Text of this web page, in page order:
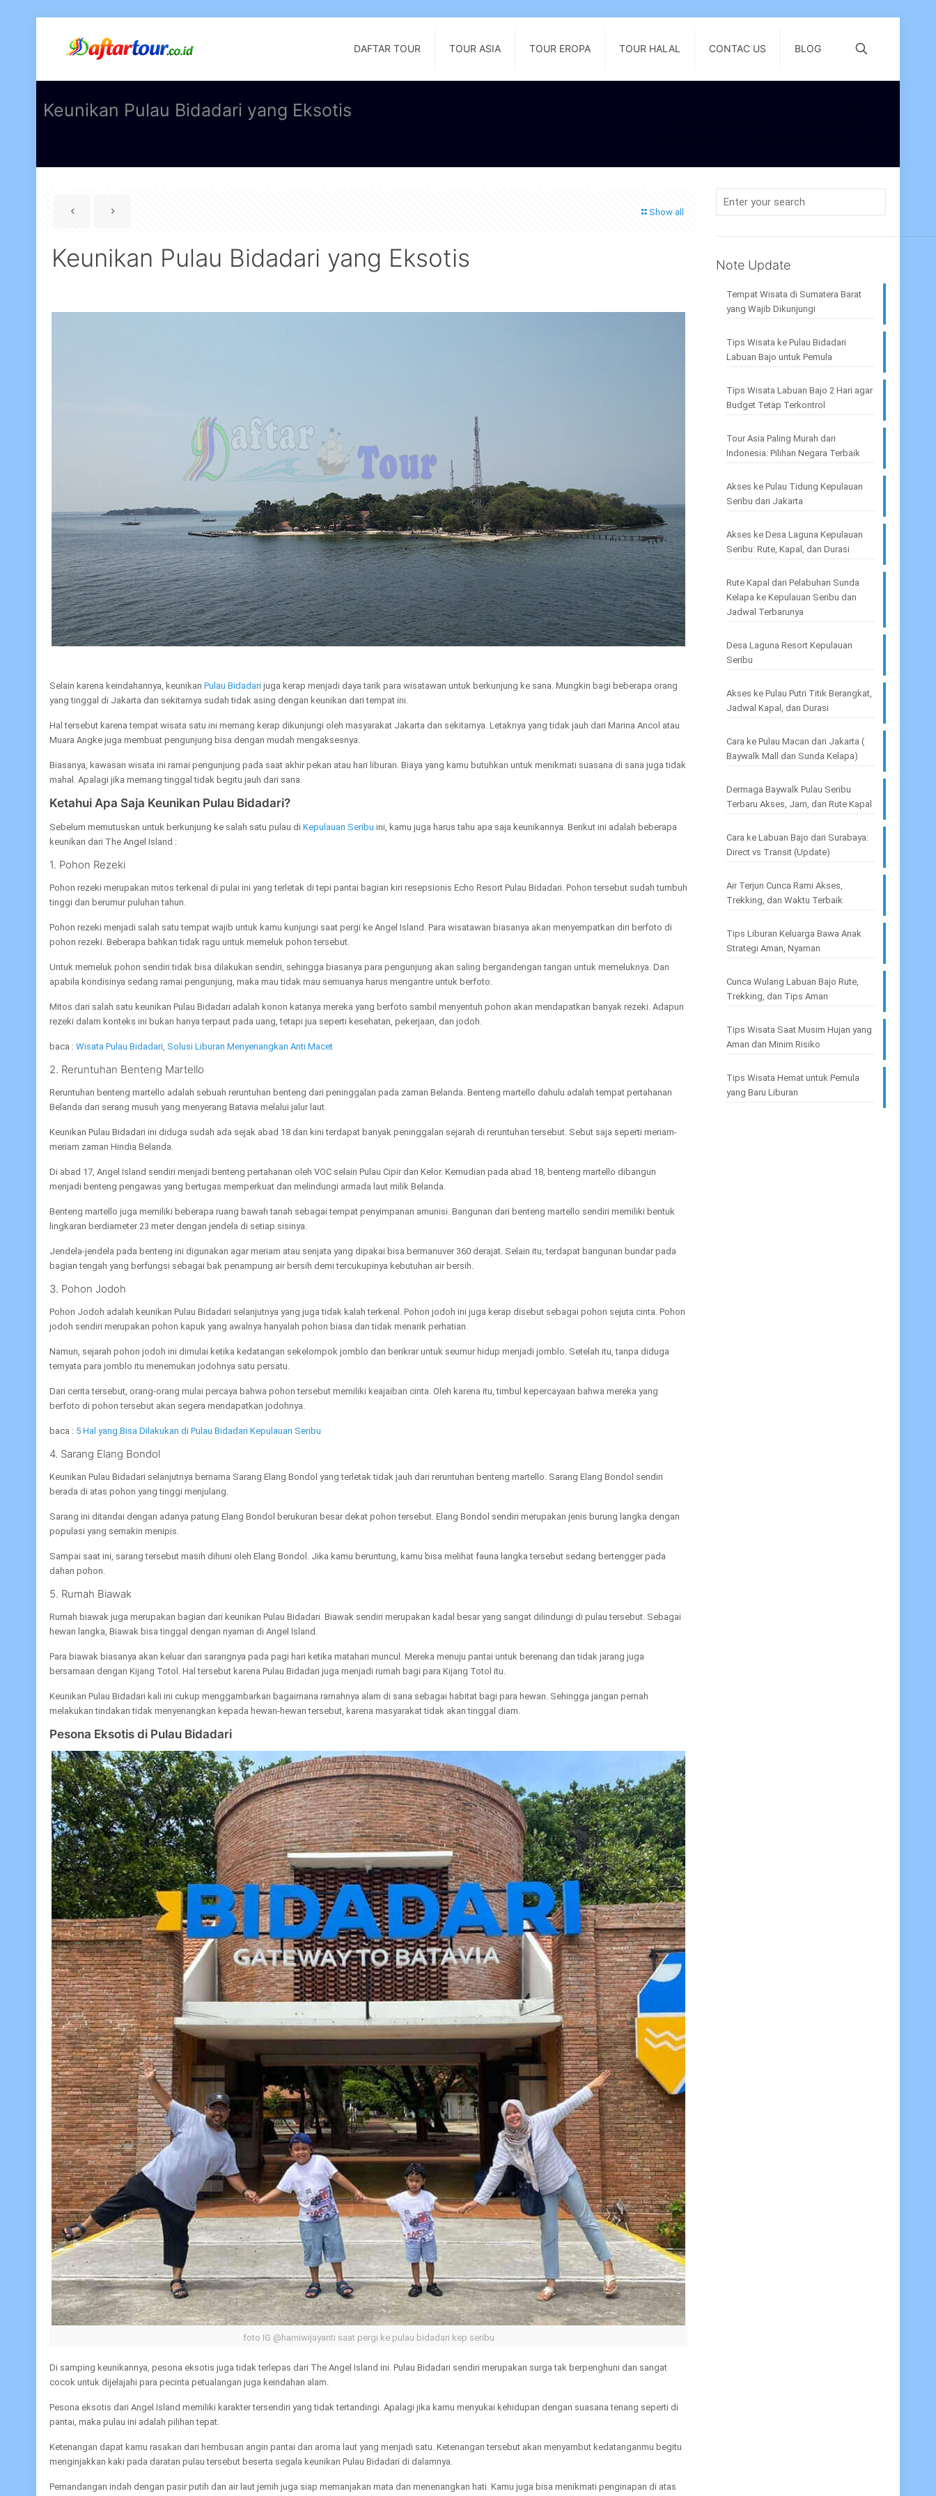
DAFTAR TOUR TOUR ASIA TOUR EROPA TOUR HALAL CONTAC US BLOG
Keunikan Pulau Bidadari yang Eksotis
Show all
Keunikan Pulau Bidadari yang Eksotis
Selain karena keindahannya, keunikanPulau Bidadari juga kerap menjadi daya tarik para wisatawan untuk berkunjung ke sana. Mungkin bagi beberapa orang
yang tinggal di Jakarta dan sekitarnya sudah tidak asing dengan keunikan dari tempat ini.
Hal tersebut karena tempat wisata satu ini memang kerap dikunjungi oleh masyarakat Jakarta dan sekitarnya. Letaknya yang tidak jauh dari Marina Ancol atau
Muara Angke juga membuat pengunjung bisa dengan mudah mengaksesnya.
Biasanya, kawasan wisata ini ramai pengunjung pada saat akhir pekan atau hari liburan. Biaya yang kamu butuhkan untuk menikmati suasana di sana juga tidak
mahal. Apalagi jika memang tinggal tidak begitu jauh dari sana.
Ketahui Apa Saja Keunikan Pulau Bidadari?
Sebelum memutuskan untuk berkunjung ke salah satu pulau diKepulauan Seribu ini, kamu juga harus tahu apa saja keunikannya. Berikut ini adalah beberapa
keunikan dari The Angel Island :
1. Pohon Rezeki
Pohon rezeki merupakan mitos terkenal di pulai ini yang terletak di tepi pantai bagian kiri resepsionis Echo Resort Pulau Bidadari. Pohon tersebut sudah tumbuh
tinggi dan berumur puluhan tahun.
Pohon rezeki menjadi salah satu tempat wajib untuk kamu kunjungi saat pergi ke Angel Island. Para wisatawan biasanya akan menyempatkan diri berfoto di
pohon rezeki. Beberapa bahkan tidak ragu untuk memeluk pohon tersebut.
Untuk memeluk pohon sendiri tidak bisa dilakukan sendiri, sehingga biasanya para pengunjung akan saling bergandengan tangan untuk memeluknya. Dan
apabila kondisinya sedang ramai pengunjung, maka mau tidak mau semuanya harus mengantre untuk berfoto.
Mitos dari salah satu keunikan Pulau Bidadari adalah konon katanya mereka yang berfoto sambil menyentuh pohon akan mendapatkan banyak rezeki. Adapun
rezeki dalam konteks ini bukan hanya terpaut pada uang, tetapi jua seperti kesehatan, pekerjaan, dan jodoh.
baca :Wisata Pulau Bidadari, Solusi Liburan Menyenangkan Anti Macet
2. Reruntuhan Benteng Martello
Reruntuhan benteng martello adalah sebuah reruntuhan benteng dari peninggalan pada zaman Belanda. Benteng martello dahulu adalah tempat pertahanan
Belanda dari serang musuh yang menyerang Batavia melalui jalur laut.
Keunikan Pulau Bidadari ini diduga sudah ada sejak abad 18 dan kini terdapat banyak peninggalan sejarah di reruntuhan tersebut. Sebut saja seperti meriam-
meriam zaman Hindia Belanda.
Di abad 17, Angel Island sendiri menjadi benteng pertahanan oleh VOC selain Pulau Cipir dan Kelor. Kemudian pada abad 18, benteng martello dibangun
menjadi benteng pengawas yang bertugas memperkuat dan melindungi armada laut milik Belanda.
Benteng martello juga memiliki beberapa ruang bawah tanah sebagai tempat penyimpanan amunisi. Bangunan dari benteng martello sendiri memiliki bentuk
lingkaran berdiameter 23 meter dengan jendela di setiap sisinya.
Jendela-jendela pada benteng ini digunakan agar meriam atau senjata yang dipakai bisa bermanuver 360 derajat. Selain itu, terdapat bangunan bundar pada
bagian tengah yang berfungsi sebagai bak penampung air bersih demi tercukupinya kebutuhan air bersih.
3. Pohon Jodoh
Pohon Jodoh adalah keunikan Pulau Bidadari selanjutnya yang juga tidak kalah terkenal. Pohon jodoh ini juga kerap disebut sebagai pohon sejuta cinta. Pohon
jodoh sendiri merupakan pohon kapuk yang awalnya hanyalah pohon biasa dan tidak menarik perhatian.
Namun, sejarah pohon jodoh ini dimulai ketika kedatangan sekelompok jomblo dan berikrar untuk seumur hidup menjadi jomblo. Setelah itu, tanpa diduga
ternyata para jomblo itu menemukan jodohnya satu persatu.
Dari cerita tersebut, orang-orang mulai percaya bahwa pohon tersebut memiliki keajaiban cinta. Oleh karena itu, timbul kepercayaan bahwa mereka yang
berfoto di pohon tersebut akan segera mendapatkan jodohnya.
baca : 5 Hal yang Bisa Dilakukan di Pulau Bidadari Kepulauan Seribu
4. Sarang Elang Bondol
Keunikan Pulau Bidadari selanjutnya bernama Sarang Elang Bondol yang terletak tidak jauh dari reruntuhan benteng martello. Sarang Elang Bondol sendiri
berada di atas pohon yang tinggi menjulang.
Sarang ini ditandai dengan adanya patung Elang Bondol berukuran besar dekat pohon tersebut. Elang Bondol sendiri merupakan jenis burung langka dengan
populasi yang semakin menipis.
Sampai saat ini, sarang tersebut masih dihuni oleh Elang Bondol. Jika kamu beruntung, kamu bisa melihat fauna langka tersebut sedang bertengger pada
dahan pohon.
5. Rumah Biawak
Rumah biawak juga merupakan bagian dari keunikan Pulau Bidadari. Biawak sendiri merupakan kadal besar yang sangat dilindungi di pulau tersebut. Sebagai
hewan langka, Biawak bisa tinggal dengan nyaman di Angel Island.
Para biawak biasanya akan keluar dari sarangnya pada pagi hari ketika matahari muncul. Mereka menuju pantai untuk berenang dan tidak jarang juga
bersamaan dengan Kijang Totol. Hal tersebut karena Pulau Bidadari juga menjadi rumah bagi para Kijang Totol itu.
Keunikan Pulau Bidadari kali ini cukup menggambarkan bagaimana ramahnya alam di sana sebagai habitat bagi para hewan. Sehingga jangan pernah
melakukan tindakan tidak menyenangkan kepada hewan-hewan tersebut, karena masyarakat tidak akan tinggal diam.
Pesona Eksotis di Pulau Bidadari
foto IG @harniwijayanti saat pergi ke pulau bidadari kep seribu
Di samping keunikannya, pesona eksotis juga tidak terlepas dari The Angel Island ini. Pulau Bidadari sendiri merupakan surga tak berpenghuni dan sangat
cocok untuk dijelajahi para pecinta petualangan juga keindahan alam.
Pesona eksotis dari Angel Island memiliki karakter tersendiri yang tidak tertandingi. Apalagi jika kamu menyukai kehidupan dengan suasana tenang seperti di
pantai, maka pulau ini adalah pilihan tepat.
Ketenangan dapat kamu rasakan dari hembusan angin pantai dan aroma laut yang menjadi satu. Ketenangan tersebut akan menyambut kedatanganmu begitu
menginjakkan kaki pada daratan pulau tersebut beserta segala keunikan Pulau Bidadari di dalamnya.
Pemandangan indah dengan pasir putih dan air laut jernih juga siap memanjakan mata dan menenangkan hati. Kamu juga bisa menikmati penginapan di atas
Note Update
Tempat Wisata di Sumatera Barat
yang Wajib Dikunjungi
Tips Wisata ke Pulau Bidadari
Labuan Bajo untuk Pemula
Tips Wisata Labuan Bajo 2 Hari agar
Budget Tetap Terkontrol
Tour Asia Paling Murah dari
Indonesia: Pilihan Negara Terbaik
Akses ke Pulau Tidung Kepulauan
Seribu dari Jakarta
Akses ke Desa Laguna Kepulauan
Seribu: Rute, Kapal, dan Durasi
Rute Kapal dari Pelabuhan Sunda
Kelapa ke Kepulauan Seribu dan
Jadwal Terbarunya
Desa Laguna Resort Kepulauan
Seribu
Akses ke Pulau Putri Titik Berangkat,
Jadwal Kapal, dan Durasi
Cara ke Pulau Macan dari Jakarta (
Baywalk Mall dan Sunda Kelapa)
Dermaga Baywalk Pulau Seribu
Terbaru Akses, Jam, dan Rute Kapal
Cara ke Labuan Bajo dari Surabaya:
Direct vs Transit (Update)
Air Terjun Cunca Rami Akses,
Trekking, dan Waktu Terbaik
Tips Liburan Keluarga Bawa Anak
Strategi Aman, Nyaman
Cunca Wulang Labuan Bajo Rute,
Trekking, dan Tips Aman
Tips Wisata Saat Musim Hujan yang
Aman dan Minim Risiko
Tips Wisata Hemat untuk Pemula
yang Baru Liburan